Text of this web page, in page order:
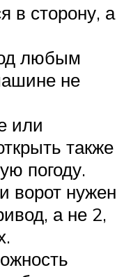
в сторону, а
любым
не
или
также
погоду.
ворот нужен
а не 2,